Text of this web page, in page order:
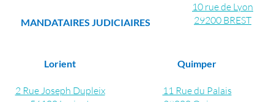
MANDATAIRES JUDICIAIRES
10 rue de Lyon
29200 BREST
Lorient
2 Rue Joseph Dupleix
Quimper
11 Rue du Palais